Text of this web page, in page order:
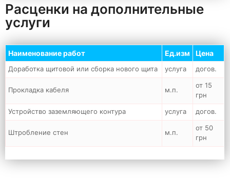
Расценки на дополнительные
услуги
Наименование работ Ед.изм Цена
Доработка щитовой или сборка нового щита услуга догов.
Прокладка кабеля м.п.
от 15
грн
Устройство заземляющего контура
услуга догов.
Штробление стен м.п.
от 50
грн